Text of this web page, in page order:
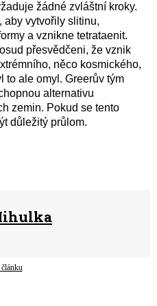
žádné zvláštní kroky.
aby vytvořily slitinu,
a vznikne tetrataenit.
přesvědčeni, že vznik
něco kosmického,
to ale omyl. Greerův tým
alternativu
zemin. Pokud se tento
důležitý průlom.